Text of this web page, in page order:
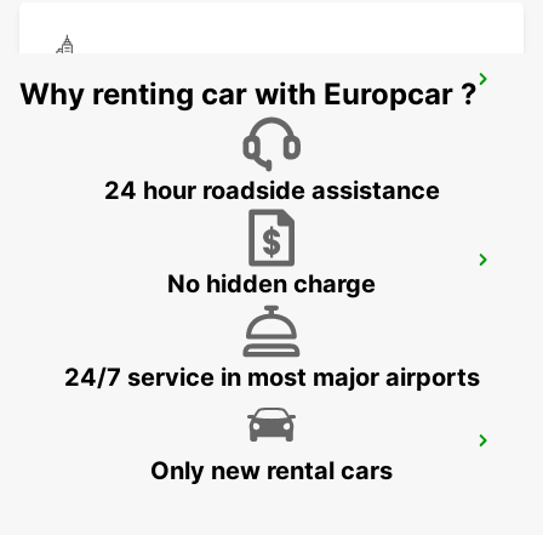
CEBU LAPU LAPU CITY STATION
LAPU LAPU CITY CEBU - PHILIPPINES
CEBU SEDA AYALA CENTER CEBU
CEBU CITY - PHILIPPINES
DAVAO AIRPORT VIEW PETROL STATION
DAVAO - PHILIPPINES
Why renting car with Europcar ?
24 hour roadside assistance
No hidden charge
24/7 service in most major airports
Only new rental cars